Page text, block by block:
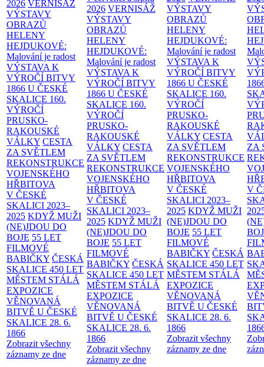
2026 VERNISÁŽ
VÝSTAVY
OBRAZŮ
HELENY
HEJDUKOVÉ:
Malování je radost
VÝSTAVA K
VÝROČÍ BITVY
1866 U ČESKÉ
SKALICE 160.
VÝROČÍ
PRUSKO-
RAKOUSKÉ
VÁLKY CESTA
ZA SVĚTLEM
REKONSTRUKCE
VOJENSKÉHO
HŘBITOVA
V ČESKÉ
SKALICI 2023–
2025 KDYŽ MUŽI
(NE)JDOU DO
BOJE 55 LET
FILMOVÉ
BABIČKY ČESKÁ
SKALICE 450 LET
MĚSTEM STÁLÁ
EXPOZICE
VĚNOVANÁ
BITVĚ U ČESKÉ
SKALICE 28. 6.
1866
Zobrazit všechny
záznamy ze dne
2026 VERNISÁŽ
VÝSTAVY
OBRAZŮ
HELENY
HEJDUKOVÉ:
Malování je radost
VÝSTAVA K
VÝROČÍ BITVY
1866 U ČESKÉ
SKALICE 160.
VÝROČÍ
PRUSKO-
RAKOUSKÉ
VÁLKY CESTA
ZA SVĚTLEM
REKONSTRUKCE
VOJENSKÉHO
HŘBITOVA
V ČESKÉ
SKALICI 2023–
2025 KDYŽ MUŽI
(NE)JDOU DO
BOJE 55 LET
FILMOVÉ
BABIČKY ČESKÁ
SKALICE 450 LET
MĚSTEM STÁLÁ
EXPOZICE
VĚNOVANÁ
BITVĚ U ČESKÉ
SKALICE 28. 6.
1866
Zobrazit všechny
záznamy ze dne
VÝSTAVY
OBRAZŮ
HELENY
HEJDUKOVÉ:
Malování je radost
VÝSTAVA K
VÝROČÍ BITVY
1866 U ČESKÉ
SKALICE 160.
VÝROČÍ
PRUSKO-
RAKOUSKÉ
VÁLKY CESTA
ZA SVĚTLEM
REKONSTRUKCE
VOJENSKÉHO
HŘBITOVA
V ČESKÉ
SKALICI 2023–
2025 KDYŽ MUŽI
(NE)JDOU DO
BOJE 55 LET
FILMOVÉ
BABIČKY ČESKÁ
SKALICE 450 LET
MĚSTEM STÁLÁ
EXPOZICE
VĚNOVANÁ
BITVĚ U ČESKÉ
SKALICE 28. 6.
1866
Zobrazit všechny
záznamy ze dne
ZA
V